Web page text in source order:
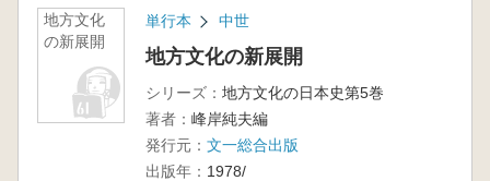
地方文化
の新展開
単行本 中世
地方文化の新展開
シリーズ： 地方文化の日本史第5巻
著者： 峰岸純夫編
発行元： 文一総合出版
出版年： 1978/